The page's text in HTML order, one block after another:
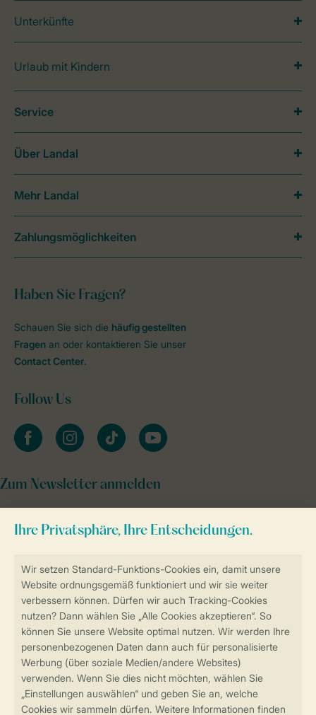
Sicherstellung Deiner Privatsphäre
Sicher und schnell zur Online-Buchung
Sichere Datenübertragung
Sicheres Bezahlen
Unterkünfte
Urlaub mit Kindern
Haben Sie Fragen?
Schauen Sie sich die häufig gestellten
Fragen an oder kontaktieren Sie unser
Contact Center.
Follow Us
facebookinstagramtiktok youtube
Zum Newsletter anmelden
Service
Über Landal
Mehr Landal
Zahlungsmöglichkeiten